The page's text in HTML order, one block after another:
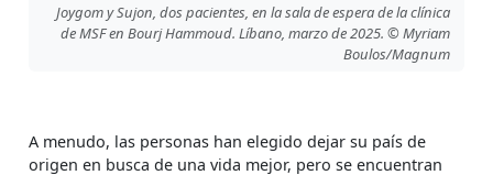
Joygom y Sujon, dos pacientes, en la sala de espera de la clínica
de MSF en Bourj Hammoud. Líbano, marzo de 2025. © Myriam
Boulos/Magnum
A menudo, las personas han elegido dejar su país de
origen en busca de una vida mejor, pero se encuentran